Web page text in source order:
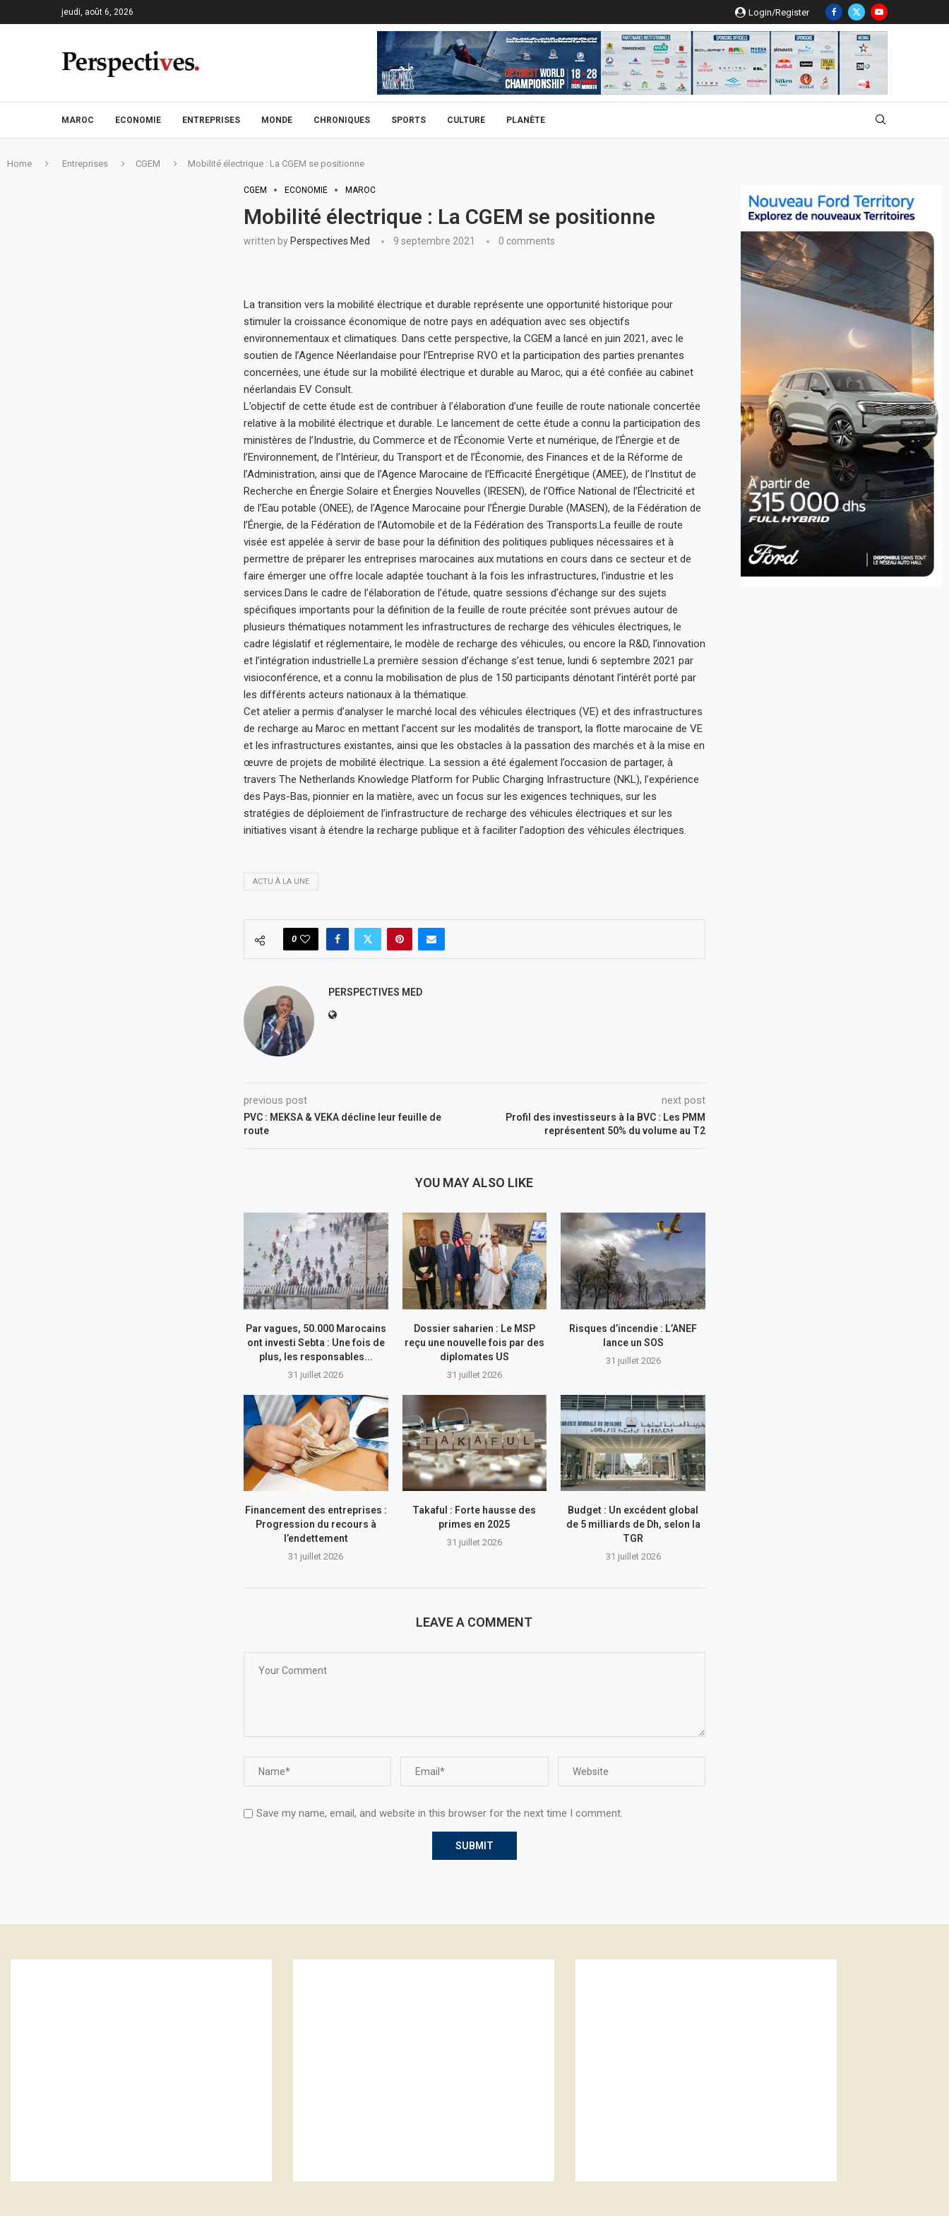
jeudi, août 6, 2026 Login/Register
MAROC ECONOMIE ENTREPRISES MONDE CHRONIQUES SPORTS CULTURE PLANÈTE
Home Entreprises CGEM Mobilité électrique : La CGEM se positionne
CGEM ECONOMIE MAROC
Mobilité électrique : La CGEM se positionne
written by Perspectives Med 9 septembre 2021 0 comments
La transition vers la mobilité électrique et durable représente une opportunité historique pour
stimuler la croissance économique de notre pays en adéquation avec ses objectifs
environnementaux et climatiques. Dans cette perspective, la CGEM a lancé en juin 2021, avec le
soutien de l’Agence Néerlandaise pour l’Entreprise RVO et la participation des parties prenantes
concernées, une étude sur la mobilité électrique et durable au Maroc, qui a été confiée au cabinet
néerlandais EV Consult.
L’objectif de cette étude est de contribuer à l’élaboration d’une feuille de route nationale concertée
relative à la mobilité électrique et durable. Le lancement de cette étude a connu la participation des
ministères de l’Industrie, du Commerce et de l’Économie Verte et numérique, de l’Énergie et de
l’Environnement, de l’Intérieur, du Transport et de l’Économie, des Finances et de la Réforme de
l’Administration, ainsi que de l’Agence Marocaine de l’Efficacité Énergétique (AMEE), de l’Institut de
Recherche en Énergie Solaire et Énergies Nouvelles (IRESEN), de l’Office National de l’Électricité et
de l’Eau potable (ONEE), de l’Agence Marocaine pour l’Énergie Durable (MASEN), de la Fédération de
l’Énergie, de la Fédération de l’Automobile et de la Fédération des Transports.La feuille de route
visée est appelée à servir de base pour la définition des politiques publiques nécessaires et à
permettre de préparer les entreprises marocaines aux mutations en cours dans ce secteur et de
faire émerger une offre locale adaptée touchant à la fois les infrastructures, l’industrie et les
services.Dans le cadre de l’élaboration de l’étude, quatre sessions d’échange sur des sujets
spécifiques importants pour la définition de la feuille de route précitée sont prévues autour de
plusieurs thématiques notamment les infrastructures de recharge des véhicules électriques, le
cadre législatif et réglementaire, le modèle de recharge des véhicules, ou encore la R&D, l’innovation
et l’intégration industrielle.La première session d’échange s’est tenue, lundi 6 septembre 2021 par
visioconférence, et a connu la mobilisation de plus de 150 participants dénotant l’intérêt porté par
les différents acteurs nationaux à la thématique.
Cet atelier a permis d’analyser le marché local des véhicules électriques (VE) et des infrastructures
de recharge au Maroc en mettant l’accent sur les modalités de transport, la flotte marocaine de VE
et les infrastructures existantes, ainsi que les obstacles à la passation des marchés et à la mise en
œuvre de projets de mobilité électrique. La session a été également l’occasion de partager, à
travers The Netherlands Knowledge Platform for Public Charging Infrastructure (NKL), l’expérience
des Pays-Bas, pionnier en la matière, avec un focus sur les exigences techniques, sur les
stratégies de déploiement de l’infrastructure de recharge des véhicules électriques et sur les
initiatives visant à étendre la recharge publique et à faciliter l’adoption des véhicules électriques.
ACTU À LA UNE
0
PERSPECTIVES MED
previous post
PVC : MEKSA & VEKA décline leur feuille de
route
next post
Profil des investisseurs à la BVC : Les PMM
représentent 50% du volume au T2
YOU MAY ALSO LIKE
Par vagues, 50.000 Marocains
ont investi Sebta : Une fois de
plus, les responsables...
31 juillet 2026
Dossier saharien : Le MSP
reçu une nouvelle fois par des
diplomates US
31 juillet 2026
Risques d’incendie : L’ANEF
lance un SOS
31 juillet 2026
Financement des entreprises :
Progression du recours à
l’endettement
31 juillet 2026
Takaful : Forte hausse des
primes en 2025
31 juillet 2026
Budget : Un excédent global
de 5 milliards de Dh, selon la
TGR
31 juillet 2026
LEAVE A COMMENT
Save my name, email, and website in this browser for the next time I comment.